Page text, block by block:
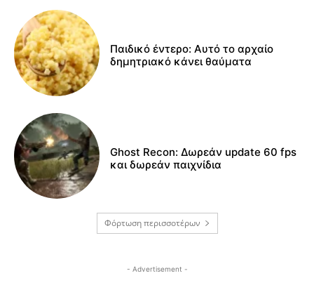
Παιδικό έντερο: Αυτό το αρχαίο
δημητριακό κάνει θαύματα
Ghost Recon: Δωρεάν update 60 fps
και δωρεάν παιχνίδια
Φόρτωση περισσοτέρων
- Advertisement -